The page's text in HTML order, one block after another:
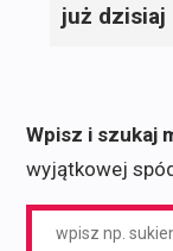
już dzisiaj
Wpisz i szukaj
wyjątkowej